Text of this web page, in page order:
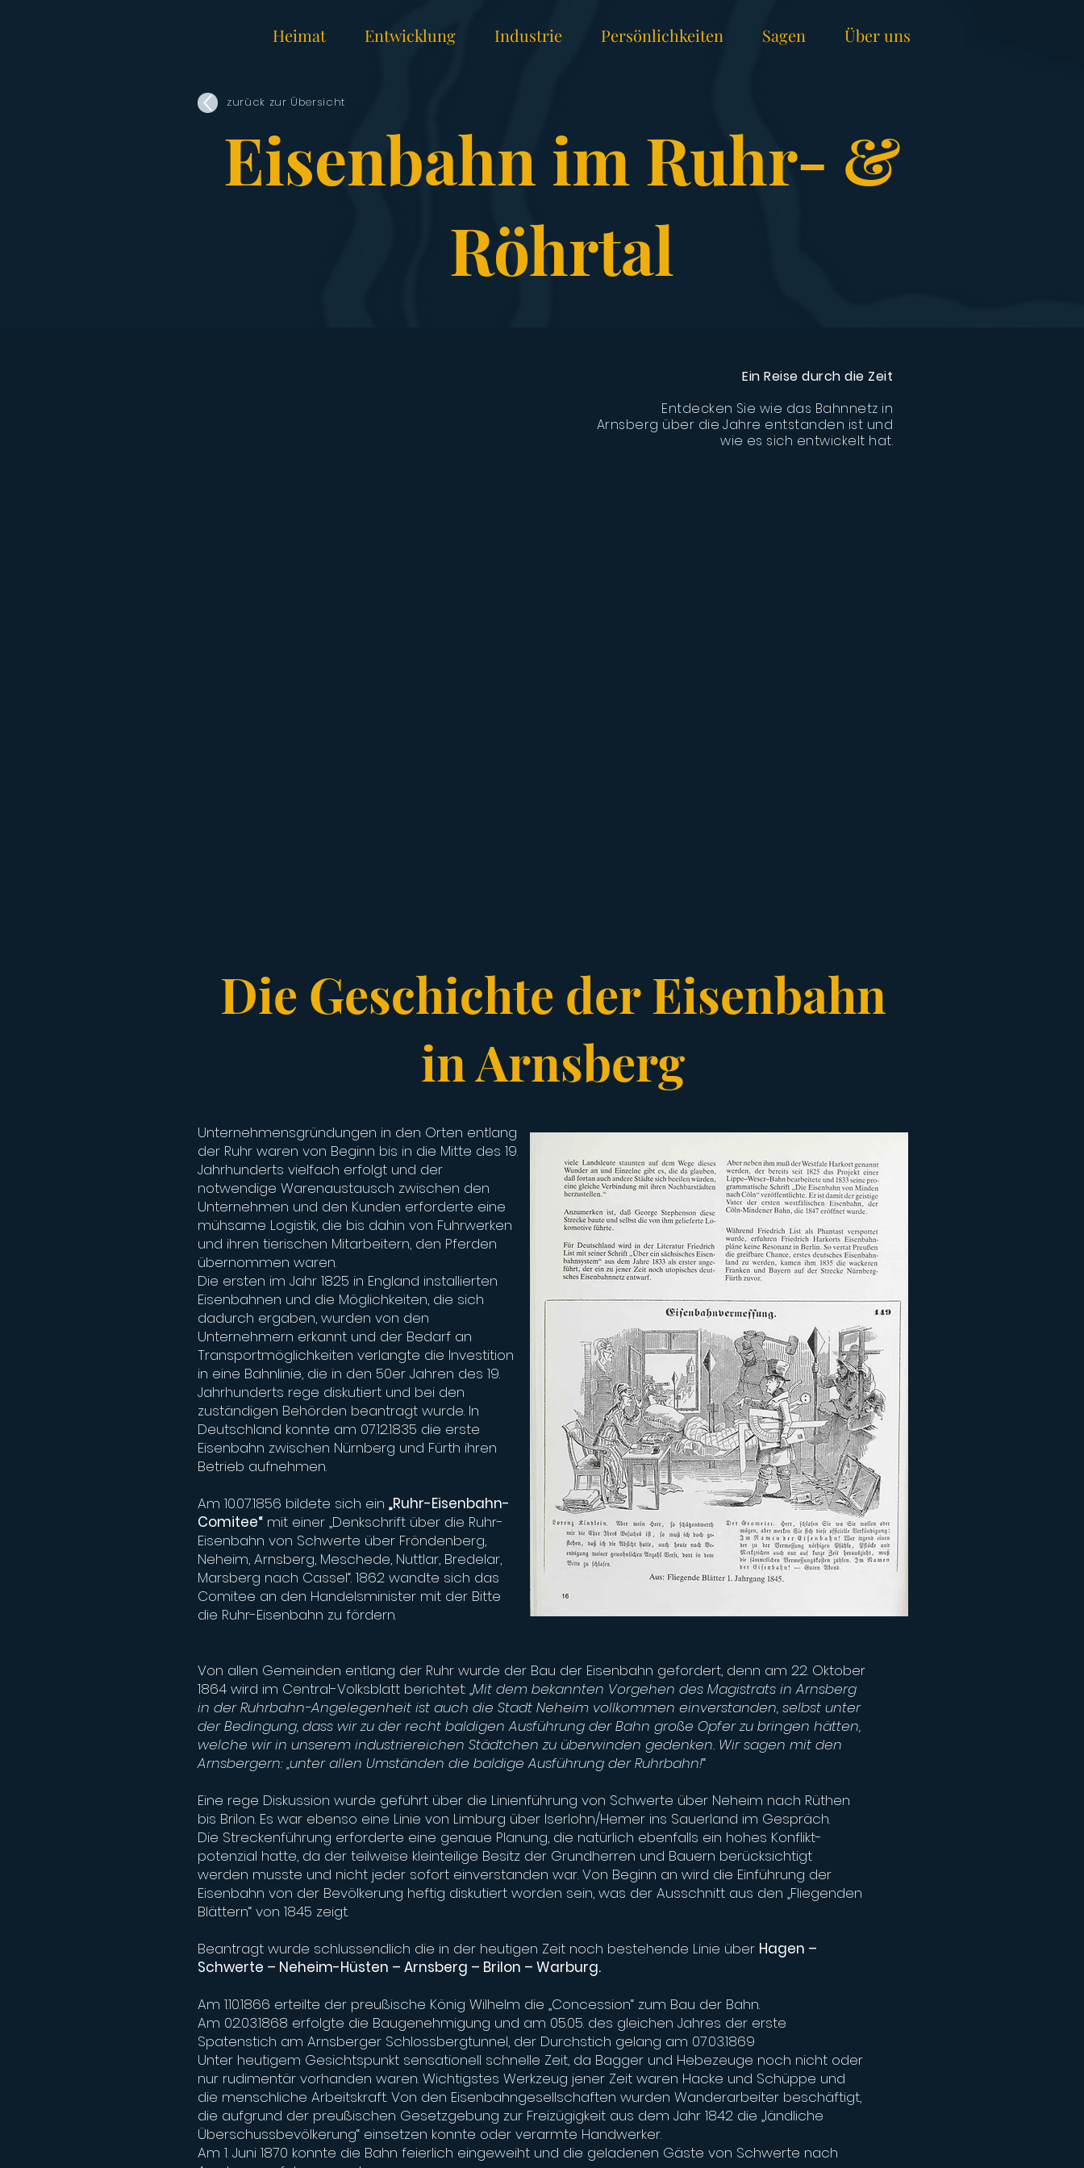
Heimat Entwicklung Industrie Persönlichkeiten Sagen Über uns
zurück zur Übersicht
Eisenbahn im Ruhr- &
Röhrtal
Ein Reise durch die Zeit
Entdecken Sie wie das Bahnnetz in
Arnsberg über die Jahre entstanden ist und
wie es sich entwickelt hat.
Die Geschichte der Eisenbahn
in Arnsberg
Unternehmensgründungen in den Orten entlang
der Ruhr waren von Beginn bis in die Mitte des 19.
Jahrhunderts vielfach erfolgt und der
notwendige Warenaustausch zwischen den
Unternehmen und den Kunden erforderte eine
mühsame Logistik, die bis dahin von Fuhrwerken
und ihren tierischen Mitarbeitern, den Pferden
übernommen waren.
Die ersten im Jahr 1825 in England installierten
Eisenbahnen und die Möglichkeiten, die sich
dadurch ergaben, wurden von den
Unternehmern erkannt und der Bedarf an
Transportmöglichkeiten verlangte die Investition
in eine Bahnlinie, die in den 50er Jahren des 19.
Jahrhunderts rege diskutiert und bei den
zuständigen Behörden beantragt wurde. In
Deutschland konnte am 07.12.1835 die erste
Eisenbahn zwischen Nürnberg und Fürth ihren
Betrieb aufnehmen.
Am 10.07.1856 bildete sich ein „Ruhr-Eisenbahn-
Comitee“ mit einer „Denkschrift über die Ruhr-
Eisenbahn von Schwerte über Fröndenberg,
Neheim, Arnsberg, Meschede, Nuttlar, Bredelar,
Marsberg nach Cassel“. 1862 wandte sich das
Comitee an den Handelsminister mit der Bitte
die Ruhr-Eisenbahn zu fördern.
Von allen Gemeinden entlang der Ruhr wurde der Bau der Eisenbahn gefordert, denn am 22. Oktober
1864 wird im Central-Volksblatt berichtet: „Mit dem bekannten Vorgehen des Magistrats in Arnsberg
in der Ruhrbahn-Angelegenheit ist auch die Stadt Neheim vollkommen einverstanden, selbst unter
der Bedingung, dass wir zu der recht baldigen Ausführung der Bahn große Opfer zu bringen hätten,
welche wir in unserem industriereichen Städtchen zu überwinden gedenken. Wir sagen mit den
Arnsbergern: „unter allen Umständen die baldige Ausführung der Ruhrbahn!“
Eine rege Diskussion wurde geführt über die Linienführung von Schwerte über Neheim nach Rüthen
bis Brilon. Es war ebenso eine Linie von Limburg über Iserlohn/Hemer ins Sauerland im Gespräch.
Die Streckenführung erforderte eine genaue Planung, die natürlich ebenfalls ein hohes Konflikt-
potenzial hatte, da der teilweise kleinteilige Besitz der Grundherren und Bauern berücksichtigt
werden musste und nicht jeder sofort einverstanden war. Von Beginn an wird die Einführung der
Eisenbahn von der Bevölkerung heftig diskutiert worden sein, was der Ausschnitt aus den „Fliegenden
Blättern“ von 1845 zeigt.
Beantragt wurde schlussendlich die in der heutigen Zeit noch bestehende Linie über Hagen –
Schwerte – Neheim-Hüsten – Arnsberg – Brilon – Warburg.
Am 1.10.1866 erteilte der preußische König Wilhelm die „Concession“ zum Bau der Bahn.
Am 02.03.1868 erfolgte die Baugenehmigung und am 05.05. des gleichen Jahres der erste
Spatenstich am Arnsberger Schlossbergtunnel, der Durchstich gelang am 07.03.1869
Unter heutigem Gesichtspunkt sensationell schnelle Zeit, da Bagger und Hebezeuge noch nicht oder
nur rudimentär vorhanden waren. Wichtigstes Werkzeug jener Zeit waren Hacke und Schüppe und
die menschliche Arbeitskraft. Von den Eisenbahngesellschaften wurden Wanderarbeiter beschäftigt,
die aufgrund der preußischen Gesetzgebung zur Freizügigkeit aus dem Jahr 1842 die „ländliche
Überschussbevölkerung“ einsetzen konnte oder verarmte Handwerker.
Am 1. Juni 1870 konnte die Bahn feierlich eingeweiht und die geladenen Gäste von Schwerte nach